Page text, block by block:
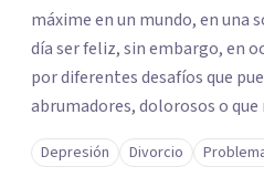
máxime en un mundo, en una
día ser feliz, sin embargo, en
por diferentes desafíos que
abrumadores, dolorosos o que
preocupación al momento de
sientes que estos desafíos,
Depresión Divorcio